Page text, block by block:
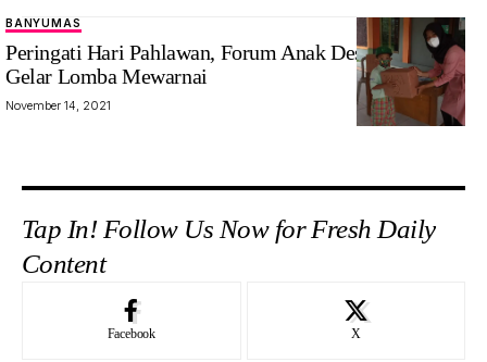
BANYUMAS
Peringati Hari Pahlawan, Forum Anak Desa Rempoah
Gelar Lomba Mewarnai
November 14, 2021
Tap In! Follow Us Now for Fresh Daily
Content
Facebook X